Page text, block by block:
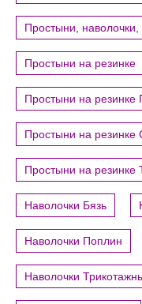
Простыни,
Простыни на резинке
Простыни на резинке
Простыни на резинке
Простыни на резинке
Наволочки Бязь
Наволочки Поплин
Наволочки